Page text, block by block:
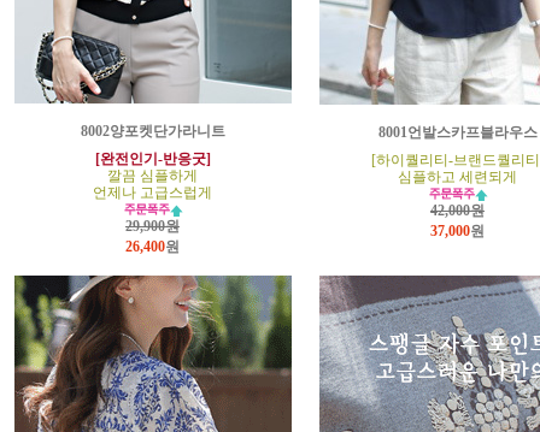
8002양포켓단가라니트
[완전인기-반응굿]
깔끔 심플하게
언제나 고급스럽게
29,900원
26,400원
8001언발스카프블라우스
[하이퀄리티-브랜드퀄리
심플하고 세련되게
42,000원
37,000원